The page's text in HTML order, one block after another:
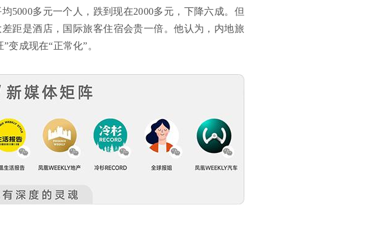
5000多元一个人，跌到现在2000多元，下降六成。但
距是酒店，国际旅客住宿会贵一倍。他认为，内地旅
变成现在“正常化”。